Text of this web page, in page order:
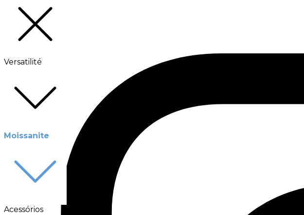
Versatilité
Moissanite
Acessórios